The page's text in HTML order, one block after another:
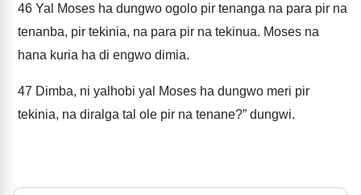
46 Yal Moses ha dungwo ogolo pir tenanga na para pir na
tenanba, pir tekinia, na para pir na tekinua. Moses na
hana kuria ha di engwo dimia.
47 Dimba, ni yalhobi yal Moses ha dungwo meri pir
tekinia, na diralga tal ole pir na tenane?” dungwi.